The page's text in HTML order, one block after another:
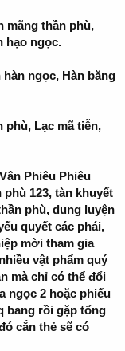
mãng thần phù,
hạo ngọc.
ngọc, Hàn băng
phù, Lạc mã tiễn,
Phiêu Phiêu
123, tàn khuyết
phù, dung luyện
quyết các phái,
mời tham gia
vật phẩm quý
mà chỉ có thể đổi
ngọc 2 hoặc phiếu
bang rồi gặp tổng
cắn thẻ sẽ có